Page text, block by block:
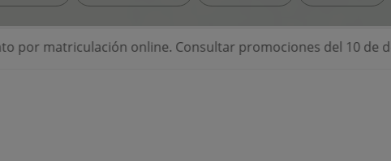
Consultar promociones del 10 de descuento adicional para